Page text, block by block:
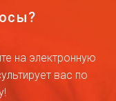
на электронную
вас по